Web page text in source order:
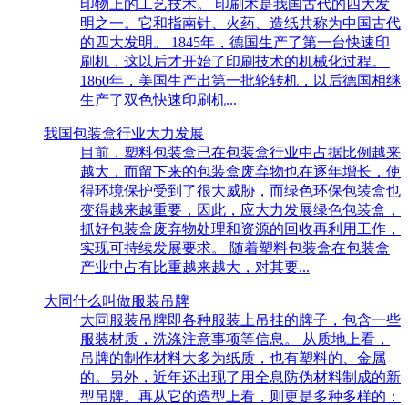
印物上的工艺技术。 印刷术是我国古代的四大发
明之一。它和指南针、火药、造纸共称为中国古代
的四大发明。 1845年，德国生产了第一台快速印
刷机，这以后才开始了印刷技术的机械化过程。
1860年，美国生产出第一批轮转机，以后德国相继
生产了双色快速印刷机...
我国包装盒行业大力发展
目前，塑料包装盒已在包装盒行业中占据比例越来
越大，而留下来的包装盒废弃物也在逐年增长，使
得环境保护受到了很大威胁，而绿色环保包装盒也
变得越来越重要，因此，应大力发展绿色包装盒，
抓好包装盒废弃物处理和资源的回收再利用工作，
实现可持续发展要求。 随着塑料包装盒在包装盒
产业中占有比重越来越大，对其要...
大同什么叫做服装吊牌
大同服装吊牌即各种服装上吊挂的牌子，包含一些
服装材质，洗涤注意事项等信息。 从质地上看，
吊牌的制作材料大多为纸质，也有塑料的、金属
的。另外，近年还出现了用全息防伪材料制成的新
型吊牌。再从它的造型上看，则更是多种多样的：